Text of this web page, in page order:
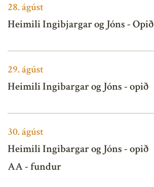
28.ágúst
Heimili Ingibjargar og Jóns - Opið
29.ágúst
Heimili Ingibargar og Jóns - opið
30.ágúst
Heimili Ingibargar og Jóns - opið
AA - fundur